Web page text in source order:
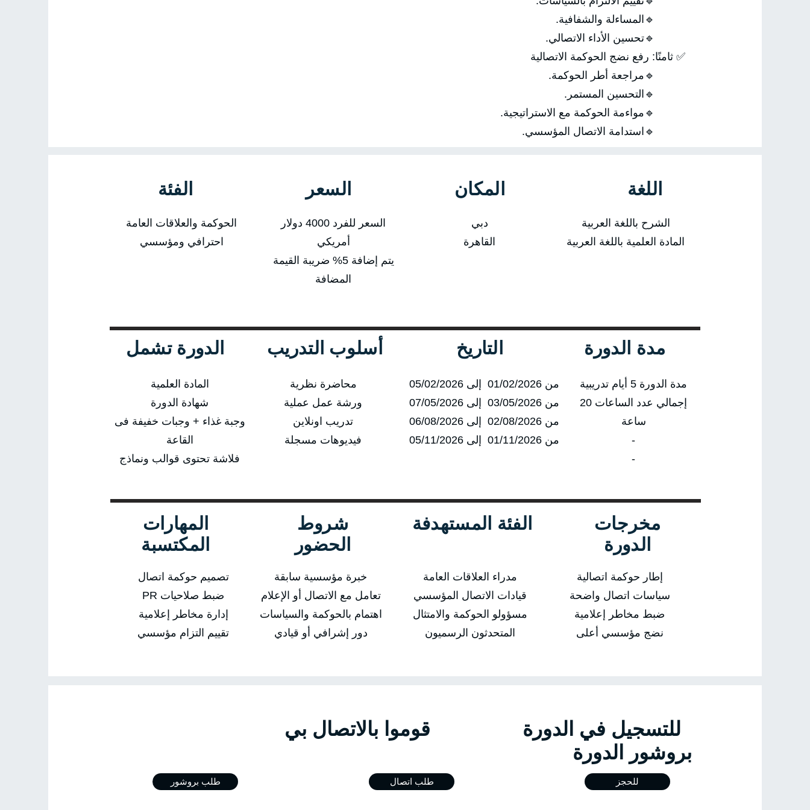
🔹المساءلة والشفافية.
🔹تحسين الأداء الاتصالي.
✅ ثامنًا: رفع نضج الحوكمة الاتصالية
🔹مراجعة أطر الحوكمة.
🔹التحسين المستمر.
🔹مواءمة الحوكمة مع الاستراتيجية.
🔹استدامة الاتصال المؤسسي.
الفئة
الحوكمة والعلاقات العامة
احترافي ومؤسسي
السعر
السعر للفرد 4000 دولار
أمريكي
يتم إضافة 5% ضريبة القيمة
المضافة
المكان
دبي
القاهرة
اللغة
الشرح باللغة العربية
المادة العلمية باللغة العربية
الدورة تشمل
المادة العلمية
شهادة الدورة
وجبة غذاء + وجبات خفيفة فى
القاعة
فلاشة تحتوى قوالب ونماذج
أسلوب التدريب
محاضرة نظرية
ورشة عمل عملية
تدريب اونلاين
فيديوهات مسجلة
التاريخ
من 01/02/2026 إلى 05/02/2026
من 03/05/2026 إلى 07/05/2026
من 02/08/2026 إلى 06/08/2026
من 01/11/2026 إلى 05/11/2026
مدة الدورة
مدة الدورة 5 أيام تدريبية
إجمالي عدد الساعات 20
ساعة
-
-
المهارات
المكتسبة
تصميم حوكمة اتصال
ضبط صلاحيات PR
إدارة مخاطر إعلامية
تقييم التزام مؤسسي
شروط
الحضور
خبرة مؤسسية سابقة
تعامل مع الاتصال أو الإعلام
اهتمام بالحوكمة والسياسات
دور إشرافي أو قيادي
الفئة المستهدفة
مخرجات
الدورة
مدراء العلاقات العامة
قيادات الاتصال المؤسسي
مسؤولو الحوكمة والامتثال
المتحدثون الرسميون
إطار حوكمة اتصالية
سياسات اتصال واضحة
ضبط مخاطر إعلامية
نضج مؤسسي أعلى
للتسجيل في الدورة قوموا بالاتصال بي
بروشور الدورة
طلب بروشور طلب اتصال للحجز